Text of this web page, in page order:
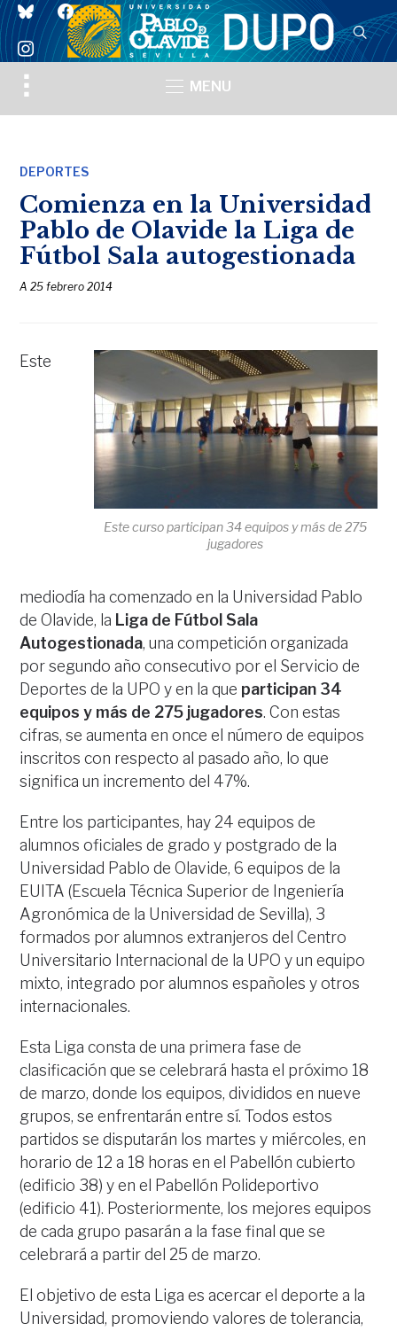
blueskyfacebook
instagram
Toggle
sidebar
MENU
DEPORTES
Comienza en la Universidad
Pablo de Olavide la Liga de
Fútbol Sala autogestionada
A25 febrero 2014
Este curso participan 34 equipos y más de 275
jugadores
Este
mediodía ha comenzado en la Universidad Pablo
de Olavide, la Liga de Fútbol Sala
Autogestionada, una competición organizada
por segundo año consecutivo por el Servicio de
Deportes de la UPO y en la que participan 34
equipos y más de 275 jugadores. Con estas
cifras, se aumenta en once el número de equipos
inscritos con respecto al pasado año, lo que
significa un incremento del 47%.
Entre los participantes, hay 24 equipos de
alumnos oficiales de grado y postgrado de la
Universidad Pablo de Olavide, 6 equipos de la
EUITA (Escuela Técnica Superior de Ingeniería
Agronómica de la Universidad de Sevilla), 3
formados por alumnos extranjeros del Centro
Universitario Internacional de la UPO y un equipo
mixto, integrado por alumnos españoles y otros
internacionales.
Esta Liga consta de una primera fase de
clasificación que se celebrará hasta el próximo 18
de marzo, donde los equipos, divididos en nueve
grupos, se enfrentarán entre sí. Todos estos
partidos se disputarán los martes y miércoles, en
horario de 12 a 18 horas en el Pabellón cubierto
(edificio 38) y en el Pabellón Polideportivo
(edificio 41). Posteriormente, los mejores equipos
de cada grupo pasarán a la fase final que se
celebrará a partir del 25 de marzo.
El objetivo de esta Liga es acercar el deporte a la
Universidad, promoviendo valores de tolerancia,